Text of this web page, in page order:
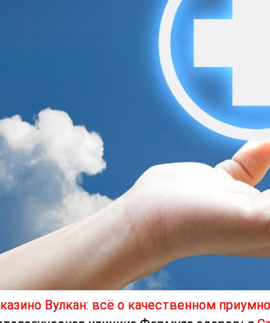
Вулкан: всё о качественном